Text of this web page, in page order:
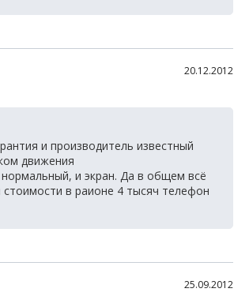
20.12.2012
и производитель известный
движения
и экран. Да в общем всё
стоимости в раионе 4 тысяч телефон
25.09.2012